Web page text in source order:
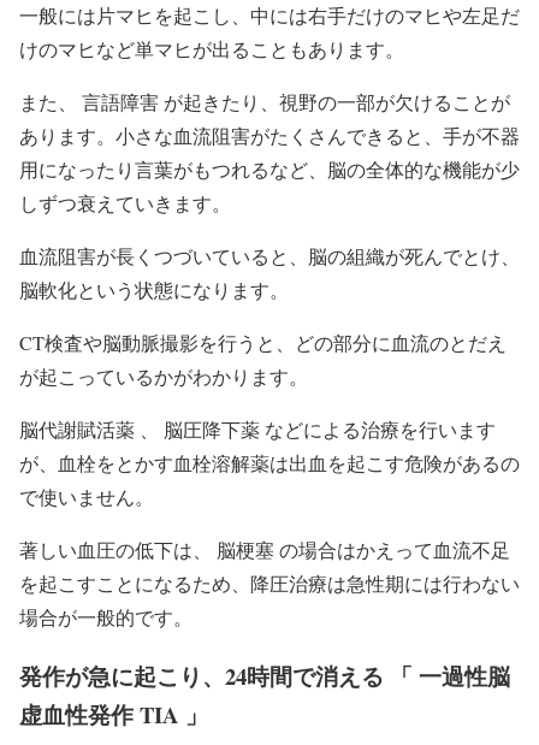
一般には片マヒを起こし、中には右手だけのマヒや左足だ
けのマヒなど単マヒが出ることもあります。
また、 言語障害 が起きたり、視野の一部が欠けることが
あります。小さな血流阻害がたくさんできると、手が不器
用になったり言葉がもつれるなど、脳の全体的な機能が少
しずつ衰えていきます。
血流阻害が長くつづいていると、脳の組織が死んでとけ、
脳軟化という状態になります。
CT検査や脳動脈撮影を行うと、どの部分に血流のとだえ
が起こっているかがわかります。
脳代謝賦活薬 、 脳圧降下薬 などによる治療を行います
が、血栓をとかす血栓溶解薬は出血を起こす危険があるの
で使いません。
著しい血圧の低下は、 脳梗塞 の場合はかえって血流不足
を起こすことになるため、降圧治療は急性期には行わない
場合が一般的です。
発作が急に起こり、24時間で消える 「 一過性脳
虚血性発作 TIA 」